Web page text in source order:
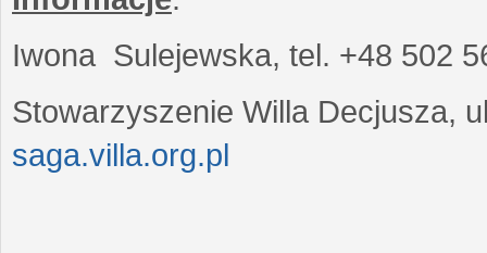
Iwona Sulejewska, tel. +48 502
Stowarzyszenie Willa Decjusza,
saga.villa.org.pl